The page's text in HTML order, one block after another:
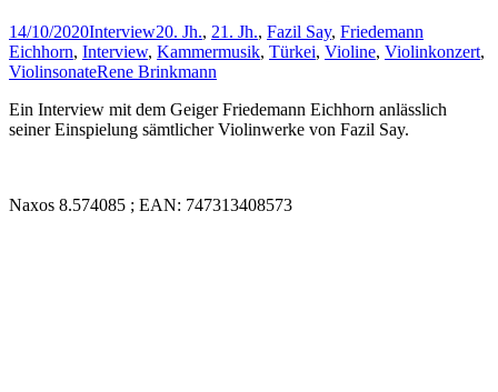
14/10/2020Interview20. Jh., 21. Jh., Fazil Say, Friedemann
Eichhorn, Interview, Kammermusik, Türkei, Violine, Violinkonzert,
ViolinsonateRene Brinkmann
Ein Interview mit dem Geiger Friedemann Eichhorn anlässlich
seiner Einspielung sämtlicher Violinwerke von Fazil Say.
Naxos 8.574085 ; EAN: 747313408573